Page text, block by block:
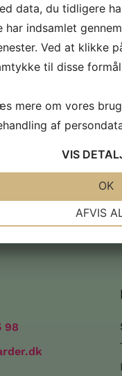
98
data, du tidligere
har indsamlet
Ved at klikke
til disse
mere om vores
af
VIS
AFVIS
OK